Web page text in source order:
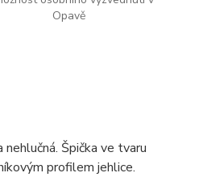
Opavě
Špička ve tvaru
profilem jehlice.